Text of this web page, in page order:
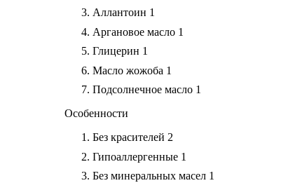
Аллантоин 1
Аргановое масло 1
Глицерин 1
Масло жожоба 1
Подсолнечное масло 1
Особенности
Без красителей 2
Гипоаллергенные 1
Без минеральных масел 1